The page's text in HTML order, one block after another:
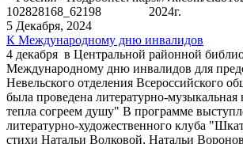
102828168_62198 2024г.
5 Декабря, 2024
К Международному дню инвалидов
4 декабря в Центральной районной
Международному дню инвалидов для
Невельского отделения Всероссийского
была проведена литературно-музыкальная
тепла согреем душу" В программе
литературно-художественного клуба
стихи Натальи Волковой, Натальи